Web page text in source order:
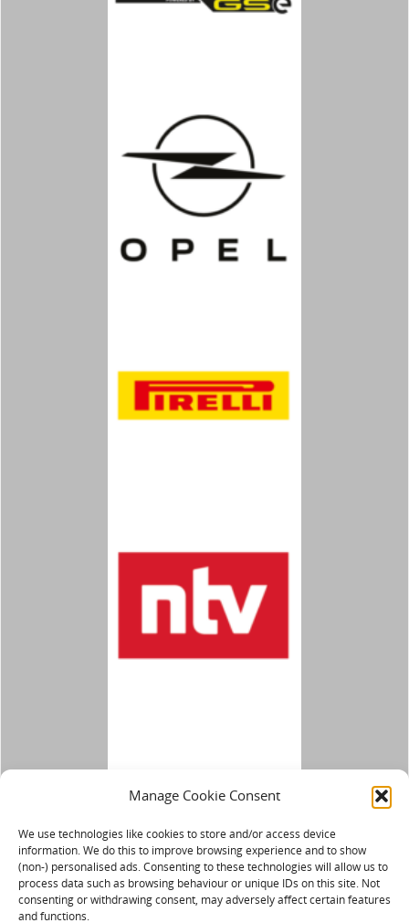
Manage Cookie Consent
We use technologies like cookies to store and/or access device
information. We do this to improve browsing experience and to show
(non-) personalised ads. Consenting to these technologies will allow us to
process data such as browsing behaviour or unique IDs on this site. Not
consenting or withdrawing consent, may adversely affect certain features
and functions.